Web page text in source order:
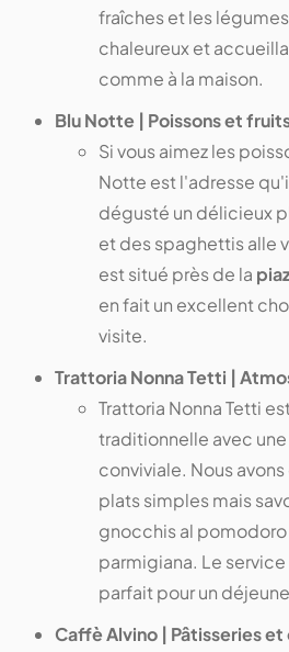
fraîches et les
chaleureux et
comme à la maison.
Blu Notte | Poissons et
Si vous aimez les
Notte est l'adresse
dégusté un délicieux
et des spaghettis alle
est situé près de la
en fait un excellent
visite.
Trattoria Nonna Tetti |
Trattoria Nonna Tetti
traditionnelle avec
conviviale. Nous
plats simples mais
gnocchis al
parmigiana. Le
parfait pour un
Caffè Alvino | Pâtisseries